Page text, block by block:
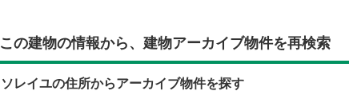
この建物の情報から、建物アーカイブ物件を再検索
ソレイユの住所からアーカイブ物件を探す